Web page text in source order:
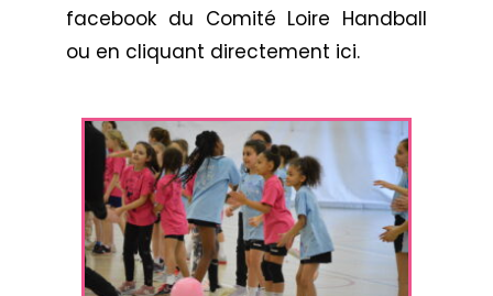
facebook du Comité Loire Handball
ou en cliquant directement ici.